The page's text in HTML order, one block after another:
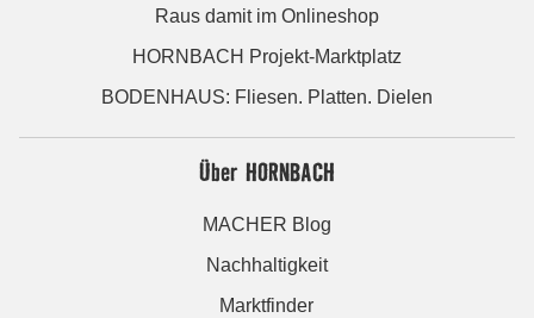
Raus damit im Onlineshop
HORNBACH Projekt-Marktplatz
BODENHAUS: Fliesen. Platten. Dielen
Über HORNBACH
MACHER Blog
Nachhaltigkeit
Marktfinder